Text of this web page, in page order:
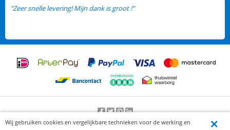
"Zeer snelle levering! Mijn dank is groot !"
Beoordeling door klanten:9.2/10-25000beoordelingen
Wij gebruiken cookies en vergelijkbare technieken voor de werking en